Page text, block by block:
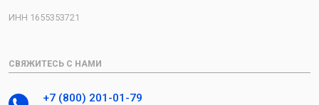
ИНН 1655353721
СВЯЖИТЕСЬ С НАМИ
+7 (800) 201-01-79